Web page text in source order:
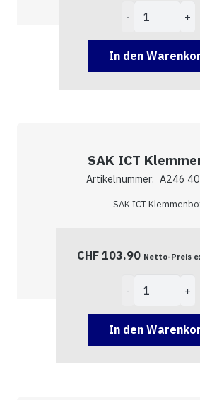
Regenzarge
UP
AZK
In den
SAK ICT
Artikelnummer: A246
SAK ICT
CHF103.90 Netto-Preis
Klemmenbox
Menge
In den